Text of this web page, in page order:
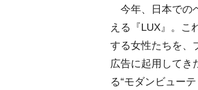
今年、日本での
える『LUX』。こ
する女性たちを、
広告に起用してき
る“モダンビュー